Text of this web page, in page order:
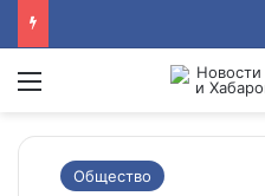
Menu
Общество